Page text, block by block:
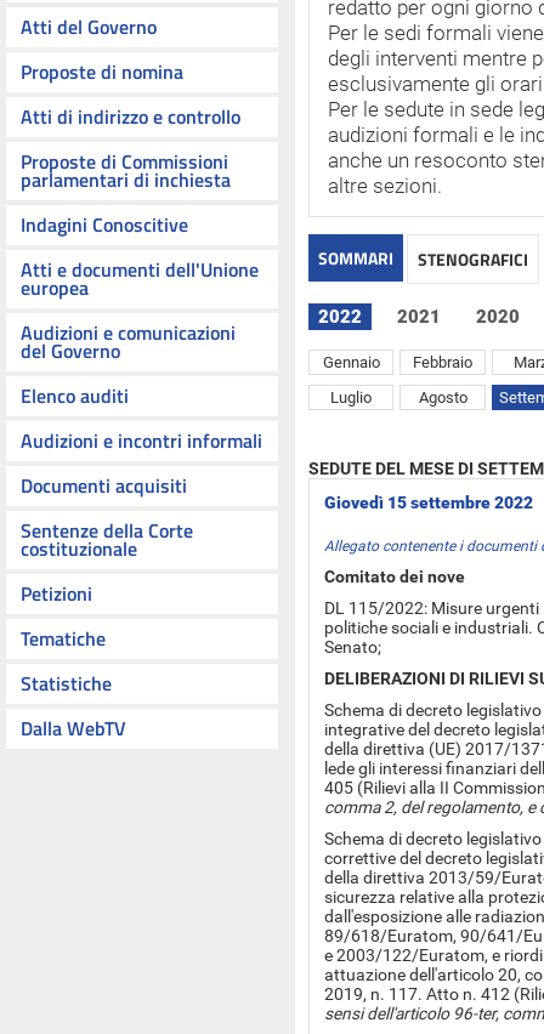
Atti del Governo
Proposte di nomina
Atti di indirizzo e controllo
Proposte di Commissioni
parlamentari di inchiesta
Indagini Conoscitive
Atti e documenti dell'Unione
europea
Audizioni e comunicazioni
del Governo
Elenco auditi
Audizioni e incontri informali
Documenti acquisiti
Sentenze della Corte
costituzionale
Petizioni
Tematiche
Statistiche
Dalla WebTV
redatto per ogni giorno
Per le sedi formali
degli interventi mentre
esclusivamente gli
Per le sedute in sede
audizioni formali e le
anche un resoconto
altre sezioni.
SOMMARI STENOGRAFICI
2022
Gennaio Febbraio
Luglio
Agosto
2021 2020
SEDUTE DEL MESE DI
Giovedì 15 settembre 2022
Allegato contenente i documenti
Comitato dei nove
DL 115/2022: Misure urgenti
politiche sociali e industriali.
Senato;
DELIBERAZIONI DI RILIEVI
Schema di decreto
integrative del decreto
della direttiva (UE) 2017/
lede gli interessi finanziari
405 (Rilievi alla II
comma 2, del regolamento, e
Schema di decreto
correttive del decreto
della direttiva 2013/59/
sicurezza relative alla
dall'esposizione alle
89/618/Euratom, 90/641/
e 2003/122/Euratom, e
attuazione dell'articolo 20,
2019, n. 117. Atto n. 412
sensi dell'articolo 96-ter,